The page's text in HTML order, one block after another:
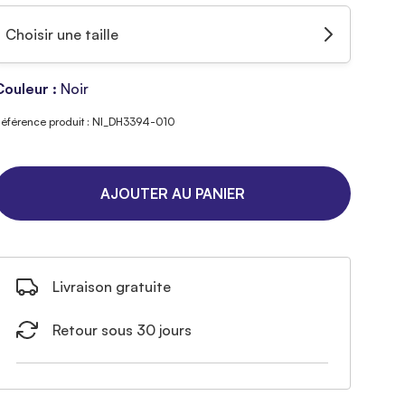
Choisir une taille
: Noir
produit : NI_DH3394-010
AJOUTER AU PANIER
Livraison gratuite
Retour sous 30 jours